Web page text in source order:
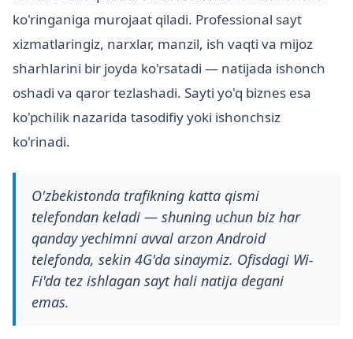
ko'ringaniga murojaat qiladi. Professional sayt
xizmatlaringiz, narxlar, manzil, ish vaqti va mijoz
sharhlarini bir joyda ko'rsatadi — natijada ishonch
oshadi va qaror tezlashadi. Sayti yo'q biznes esa
ko'pchilik nazarida tasodifiy yoki ishonchsiz
ko'rinadi.
O'zbekistonda trafikning katta qismi
telefondan keladi — shuning uchun biz har
qanday yechimni avval arzon Android
telefonda, sekin 4G'da sinaymiz. Ofisdagi Wi-
Fi'da tez ishlagan sayt hali natija degani
emas.